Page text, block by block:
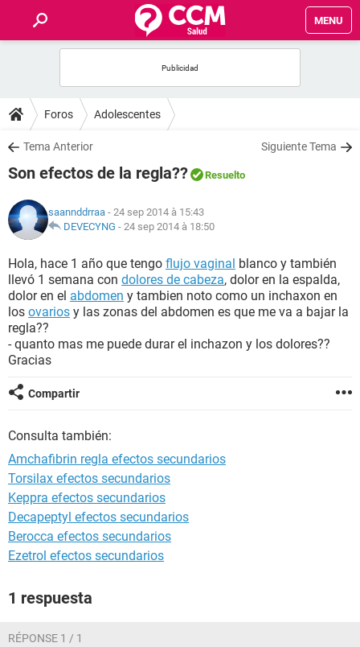
MENU
FORUMS
SALUD
NUTRICIÓN
BIENESTAR
SEXUALIDAD
GLOSARIO
Foros Adolescentes
Tema Anterior Siguiente Tema
Son efectos de la regla?? Resuelto
saannddrraa - 24 sep 2014 à 15:43
DEVECYNG - 24 sep 2014 à 18:50
Hola, hace 1 año que tengo flujo vaginal blanco y también
llevó 1 semana con dolores de cabeza, dolor en la espalda,
dolor en el abdomen y tambien noto como un inchaxon en
los ovarios y las zonas del abdomen es que me va a bajar la
regla??
- quanto mas me puede durar el inchazon y los dolores??
Gracias
Compartir
Consulta también:
Amchafibrin regla efectos secundarios
Torsilax efectos secundarios
Keppra efectos secundarios
Decapeptyl efectos secundarios
Berocca efectos secundarios
Ezetrol efectos secundarios
1 respuesta
RÉPONSE 1 / 1